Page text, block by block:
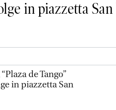
in piazzetta
de Tango”
in piazzetta San